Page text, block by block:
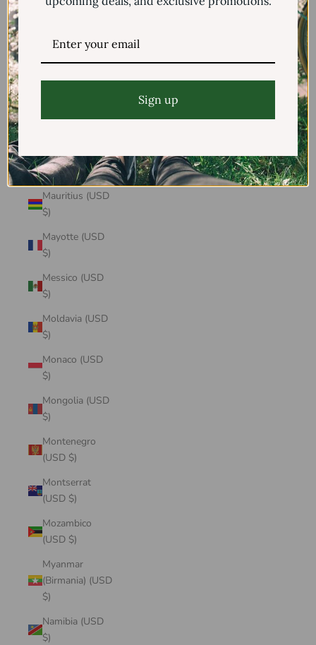
Malta (USD $)
Mauritania
(USD $)
Mauritius (USD
$)
Mayotte (USD
$)
Messico (USD
$)
Moldavia (USD
$)
Monaco (USD
$)
Mongolia (USD
$)
Montenegro
(USD $)
Montserrat
(USD $)
Mozambico
(USD $)
Myanmar
(Birmania) (USD
$)
Namibia (USD
$)
Sign up